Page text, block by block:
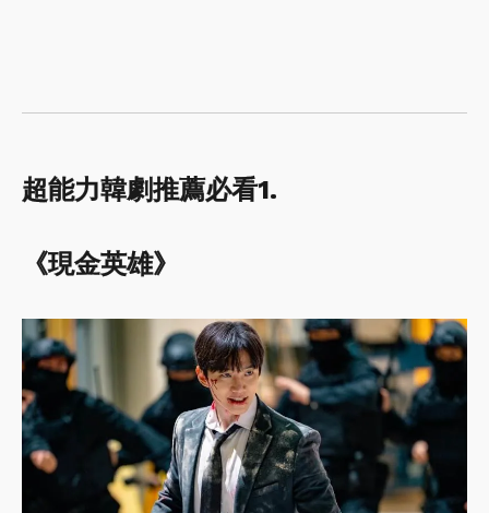
超能力韓劇推薦必看1.
《現金英雄》